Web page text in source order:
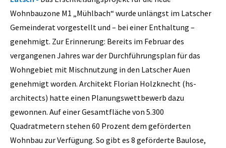
Wohnbauzone M1 „Mühlbach“ wurde unlängst im Latscher
Gemeinderat vorgestellt und – bei einer Enthaltung –
genehmigt. Zur Erinnerung: Bereits im Februar des
vergangenen Jahres war der Durchführungsplan für das
Wohngebiet mit Mischnutzung in den Latscher Auen
genehmigt worden. Architekt Florian Holzknecht (hs-
architects) hatte einen Planungswettbewerb dazu
gewonnen. Auf einer Gesamtfläche von 5.300
Quadratmetern stehen 60 Prozent dem geförderten
Wohnbau zur Verfügung. So gibt es 8 geförderte Baulose,